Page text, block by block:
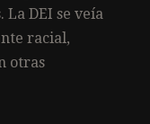
DEI se veía
racial,
otras